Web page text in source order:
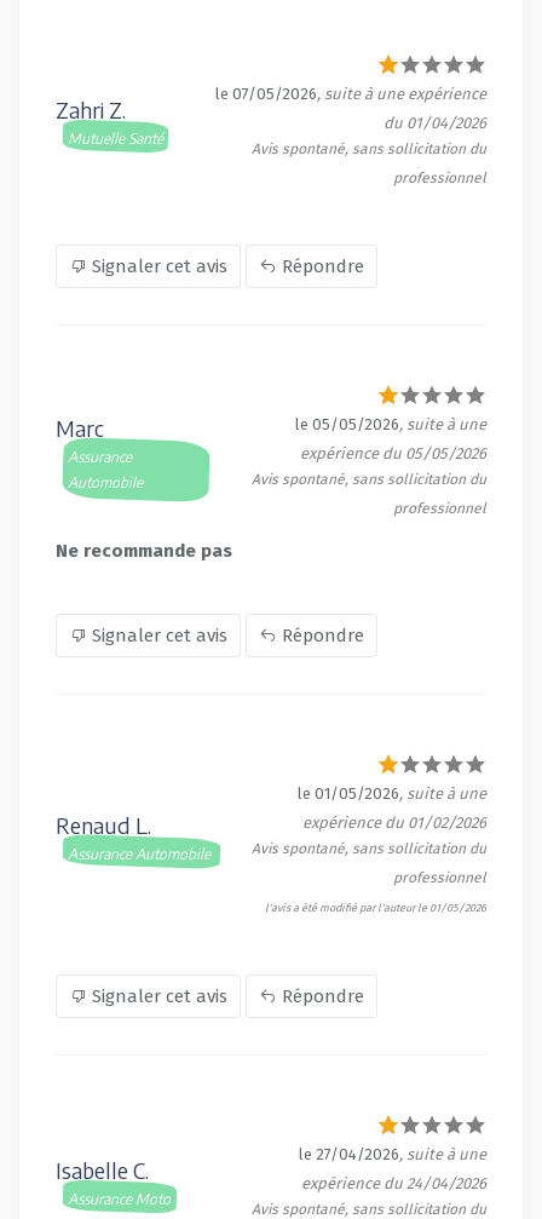
Zahri Z.
Mutuelle Santé
le 07/05/2026, suite à une expérience
du 01/04/2026
Avis spontané, sans sollicitation du
professionnel
Signaler cet avis Répondre
Marc
Assurance
Automobile
le 05/05/2026, suite à une
expérience du 05/05/2026
Avis spontané, sans sollicitation du
professionnel
Ne recommande pas
Signaler cet avis Répondre
Renaud L.
Assurance Automobile
le 01/05/2026, suite à une
expérience du 01/02/2026
Avis spontané, sans sollicitation du
professionnel
l'avis a été modifié par l'auteur le 01/05/2026
Signaler cet avis Répondre
Isabelle C.
Assurance Moto
le 27/04/2026, suite à une
expérience du 24/04/2026
Avis spontané, sans sollicitation du